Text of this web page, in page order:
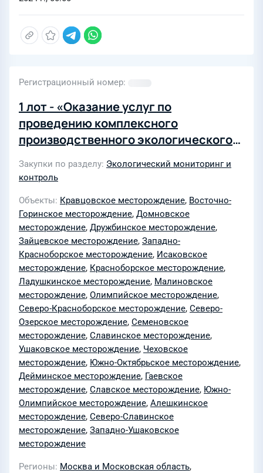
Регистрационный номер
1 лот - «Оказание услуг по
проведению комплексного
производственного экологического
Кравцовском месторождении (Д-6) в
по проведению мониторинга
состояния окружающей природной
среды на Восточно-Горинском,
Домновском, Дружбинском,
Зайцевском, Западно-
Красноборском, Исаковском,
Красноборском, Ладушкинском,
Малиновском, Олимпийском, Северо-
Красноборском, Северо-Озёрском,
Семеновском, Славинском,
Ушаковском, Чеховском, Южно-
Октябрьском, Дейминском, Гаевском,
Славском, Южно-Олимпийском,
Алешкинском, Северо-Славинском,
Западно-Ушаковском участках недр и
месторождении D41 в 2024 году»
Закупки по разделу Экологический мониторинг и
контроль
Объекты Кравцовское месторождение, Восточно-
Горинское месторождение, Домновское
месторождение, Дружбинское месторождение,
Зайцевское месторождение, Западно-
Красноборское месторождение, Исаковское
месторождение, Красноборское месторождение,
Ладушкинское месторождение, Малиновское
месторождение, Олимпийское месторождение,
Северо-Красноборское месторождение, Северо-
Озерское месторождение, Семеновское
месторождение, Славинское месторождение,
Ушаковское месторождение, Чеховское
месторождение, Южно-Октябрьское месторождение,
Дейминское месторождение, Гаевское
месторождение, Славское месторождение, Южно-
Олимпийское месторождение, Алешкинское
месторождение, Северо-Славинское
месторождение, Западно-Ушаковское
месторождение
Регионы Москва и Московская область,